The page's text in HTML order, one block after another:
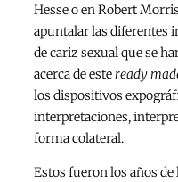
Hesse o en Robert
apuntalar las diferentes
de cariz sexual que se
acerca de esteready
los dispositivos
interpretaciones,
forma colateral.
Estos fueron los años